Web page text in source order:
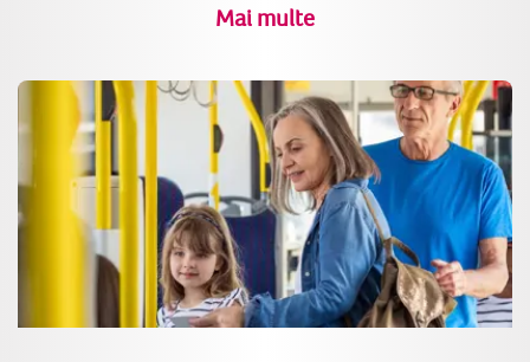
Mai multe